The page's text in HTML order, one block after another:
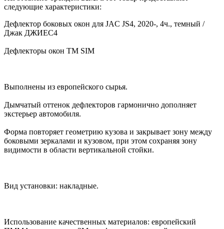
следующие характеристики:
Дефлектор боковых окон для JAC JS4, 2020-, 4ч., темный /
Джак ДЖИЕС4
Дефлекторы окон TM SIM
Выполнены из европейского сырья.
Дымчатый оттенок дефлекторов гармонично дополняет
экстерьер автомобиля.
Форма повторяет геометрию кузова и закрывает зону между
боковыми зеркалами и кузовом, при этом сохраняя зону
видимости в области вертикальной стойки.
Вид установки: накладные.
Использование качественных материалов: европейский